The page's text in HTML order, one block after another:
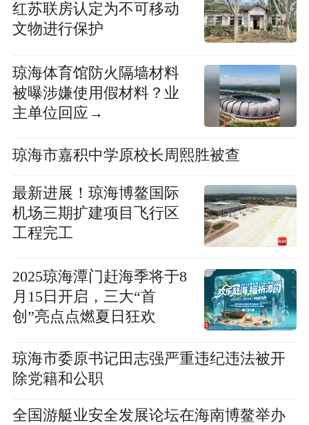
红苏联房认定为不可移动
文物进行保护
琼海体育馆防火隔墙材料
被曝涉嫌使用假材料？业
主单位回应→
琼海市嘉积中学原校长周熙胜被查
最新进展！琼海博鳌国际
机场三期扩建项目飞行区
工程完工
2025琼海潭门赶海季将于8
月15日开启，三大“首
创”亮点点燃夏日狂欢
琼海市委原书记田志强严重违纪违法被开
除党籍和公职
全国游艇业安全发展论坛在海南博鳌举办